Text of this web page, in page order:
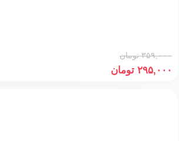
۳۵۹,۰۰۰ تومان
۲۹۵,۰۰۰ تومان